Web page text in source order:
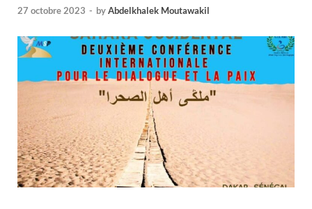
27 octobre 2023 - byAbdelkhalek Moutawakil